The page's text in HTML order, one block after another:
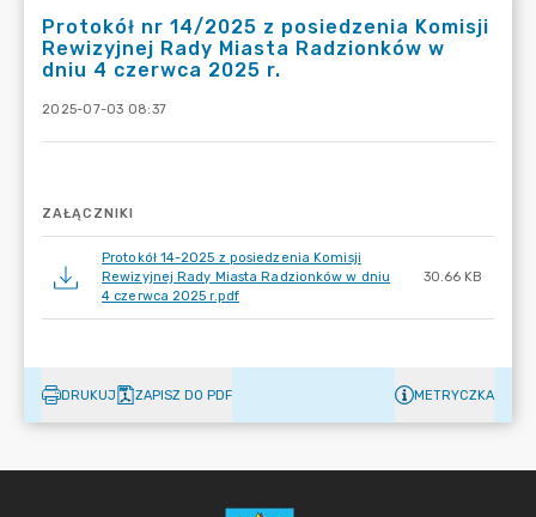
Protokół nr 14/2025 z posiedzenia Komisji
Rewizyjnej Rady Miasta Radzionków w
dniu 4 czerwca 2025 r.
2025-07-03 08:37
ZAŁĄCZNIKI
Protokół 14-2025 z posiedzenia Komisji
Rewizyjnej Rady Miasta Radzionków w dniu
4 czerwca 2025 r.pdf
30.66 KB
DRUKUJ ZAPISZ DO PDF METRYCZKA